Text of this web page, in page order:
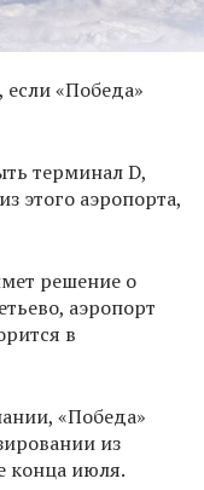
«Победа»
терминал D,
этого аэропорта,
решение о
аэропорт
в
«Победа»
из
конца июля.